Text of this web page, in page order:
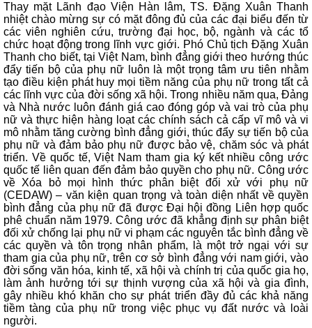
Thay mặt Lãnh đạo Viện Hàn lâm, TS. Đặng Xuân Thanh
nhiệt chào mừng sự có mặt đông đủ của các đại biểu đến từ
các viên nghiên cứu, trường đại học, bộ, ngành và các tổ
chức hoạt động trong lĩnh vực giới. Phó Chủ tịch Đặng Xuân
Thanh cho biết, tại Việt Nam, bình đẳng giới theo hướng thúc
đẩy tiến bộ của phụ nữ luôn là một trọng tâm ưu tiên nhằm
tạo điều kiện phát huy mọi tiềm năng của phụ nữ trong tất cả
các lĩnh vực của đời sống xã hội. Trong nhiều năm qua, Đảng
và Nhà nước luôn đánh giá cao đóng góp và vai trò của phụ
nữ và thực hiện hàng loạt các chính sách cả cấp vĩ mô và vi
mô nhằm tăng cường bình đẳng giới, thúc đẩy sự tiến bộ của
phụ nữ và đảm bảo phụ nữ được bảo vệ, chăm sóc và phát
triển. Về quốc tế, Việt Nam tham gia ký kết nhiều công ước
quốc tế liên quan đến đảm bảo quyền cho phụ nữ. Công ước
về Xóa bỏ mọi hình thức phân biệt đối xử với phụ nữ
(CEDAW) – văn kiện quan trọng và toàn diện nhất về quyền
bình đẳng của phụ nữ đã được Đại hội đồng Liên hợp quốc
phê chuẩn năm 1979. Công ước đã khẳng định sự phân biệt
đối xử chống lại phụ nữ vi phạm các nguyên tắc bình đẳng về
các quyền và tôn trọng nhân phẩm, là một trở ngại với sự
tham gia của phụ nữ, trên cơ sở bình đẳng với nam giới, vào
đời sống văn hóa, kinh tế, xã hội và chính trị của quốc gia họ,
làm ảnh hưởng tới sự thịnh vượng của xã hội và gia đình,
gây nhiều khó khăn cho sự phát triển đầy đủ các khả năng
tiềm tàng của phụ nữ trong việc phục vụ đất nước và loài
người.